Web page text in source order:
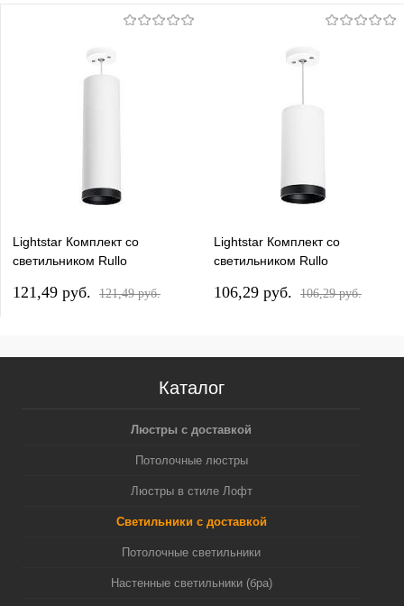
Lightstar Комплект со
светильником Rullo
121,49 pуб. 121,49 pуб.
Lightstar Комплект со
светильником Rullo
106,29 pуб. 106,29 pуб.
Каталог
Люстры с доставкой
Потолочные люстры
Люстры в стиле Лофт
Светильники с доставкой
Потолочные светильники
Настенные светильники (бра)